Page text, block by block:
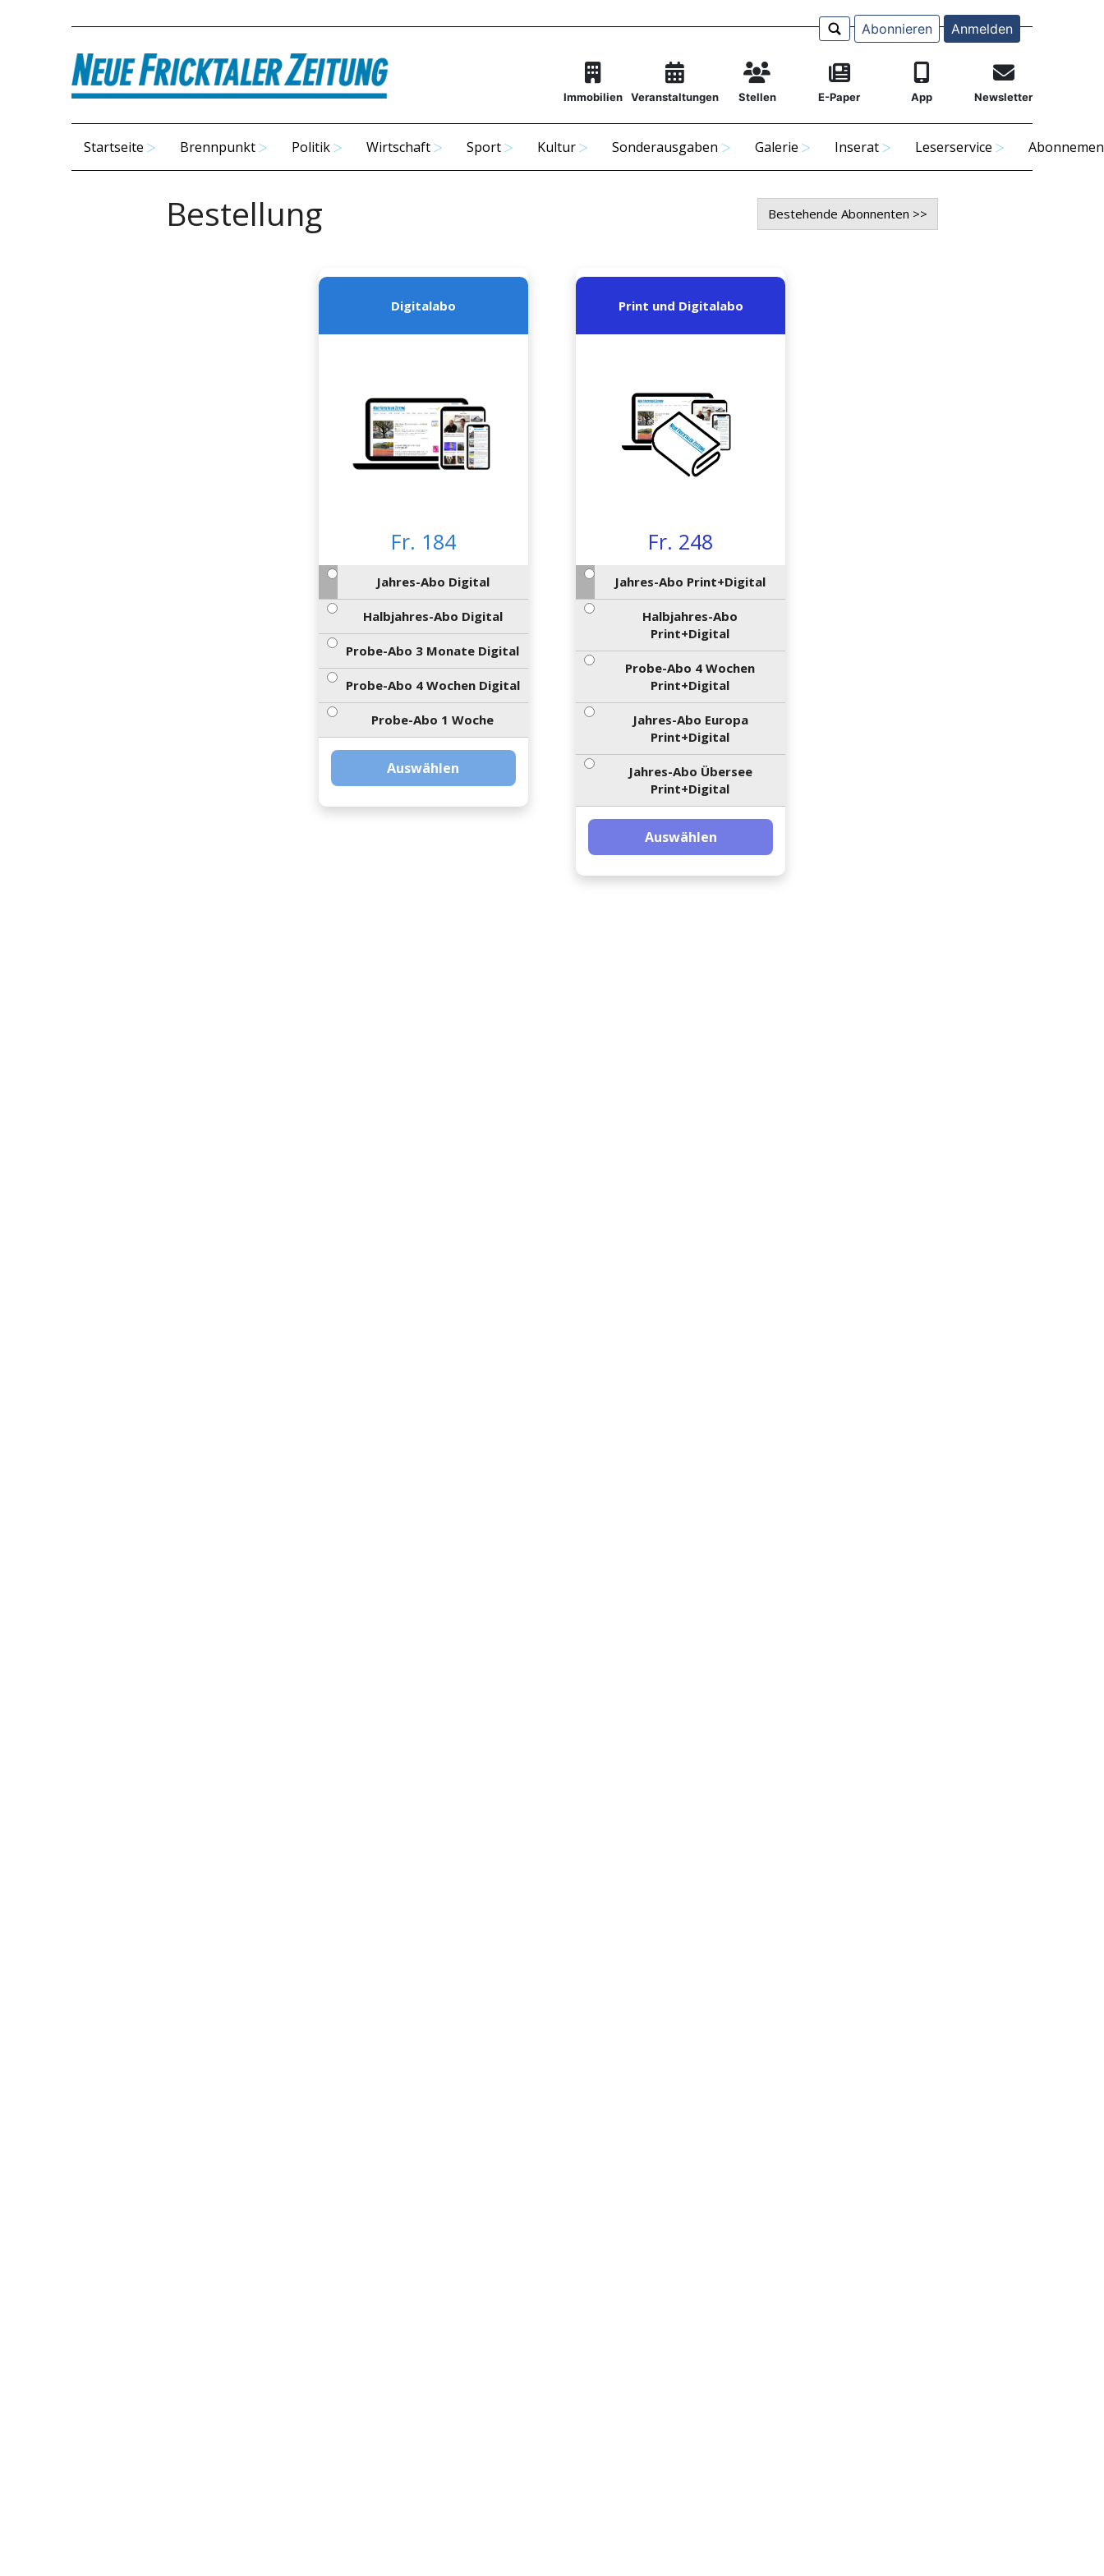
Abonnieren Anmelden
Immobilien Veranstaltungen Stellen E-Paper App Newsletter
Startseite Brennpunkt Politik Wirtschaft Sport Kultur Sonderausgaben Galerie Inserat Leserservice